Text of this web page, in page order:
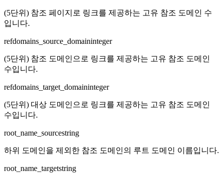
(5단위) 참조 페이지로 링크를 제공하는 고유 참조 도메인 수
입니다.
refdomains_source_domaininteger
(5단위) 참조 도메인으로 링크를 제공하는 고유 참조 도메인
수입니다.
refdomains_target_domaininteger
(5단위) 대상 도메인으로 링크를 제공하는 고유 참조 도메인
수입니다.
root_name_sourcestring
하위 도메인을 제외한 참조 도메인의 루트 도메인 이름입니다.
root_name_targetstring